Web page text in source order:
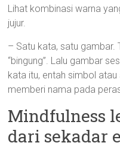
Lihat kombinasi warna
jujur.
– Satu kata, satu gambar.
“bingung”. Lalu gambar
kata itu, entah simbol
memberi nama pada
Mindfulness
dari sekadar